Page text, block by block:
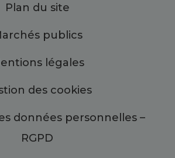
Plan du site
publics
légales
des cookies
données personnelles –
RGPD